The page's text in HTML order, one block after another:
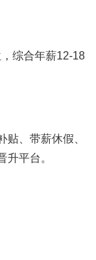
综合年薪12-18
、带薪休假、
升平台。